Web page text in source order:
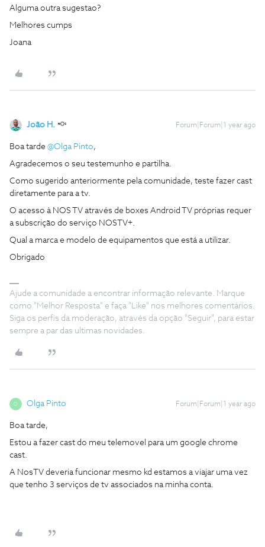
Alguma outra sugestao?
Melhores cumps
Joana
João H. Forum|Forum|1 year ago
Boa tarde @Olga Pinto,
Agradecemos o seu testemunho e partilha.
Como sugerido anteriormente pela comunidade, teste fazer cast
diretamente para a tv.
O acesso à NOS TV através de boxes Android TV próprias requer
a subscrição do serviço NOSTV+.
Qual a marca e modelo de equipamentos que está a utilizar.
Obrigado
Ajude a comunidade a encontrar informação relevante. Marque
como "Melhor Resposta" e faça "Like" nos melhores comentários.
Siga os perfis da moderação, através da opção "Seguir", para estar
sempre a par das ultimas novidades.
O Olga Pinto Forum|Forum|1 year ago
Boa tarde,
Estou a fazer cast do meu telemovel para um google chrome
cast.
A NosTV deveria funcionar mesmo kd estamos a viajar uma vez
que tenho 3 serviços de tv associados na minha conta.